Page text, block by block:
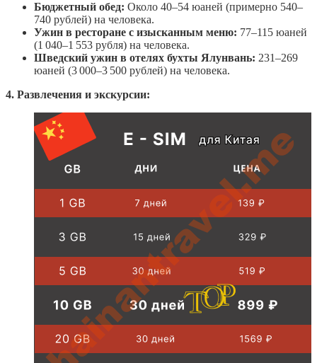
Бюджетный обед: Около 40–54 юаней (примерно 540–
740 рублей) на человека.
Ужин в ресторане с изысканным меню: 77–115 юаней
(1 040–1 553 рубля) на человека.
Шведский ужин в отелях бухты Ялунвань: 231–269
юаней (3 000–3 500 рублей) на человека.
4. Развлечения и экскурсии: